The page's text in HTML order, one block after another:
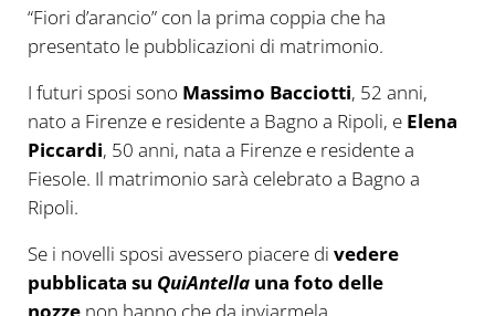
“Fiori d’arancio” con la prima coppia che ha
presentato le pubblicazioni di matrimonio.
I futuri sposi sono Massimo Bacciotti, 52 anni,
nato a Firenze e residente a Bagno a Ripoli, e Elena
Piccardi, 50 anni, nata a Firenze e residente a
Fiesole. Il matrimonio sarà celebrato a Bagno a
Ripoli.
Se i novelli sposi avessero piacere di vedere
pubblicata su QuiAntellauna foto delle